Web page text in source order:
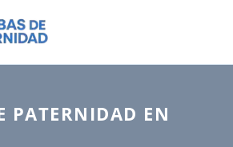
PATERNIDAD EN